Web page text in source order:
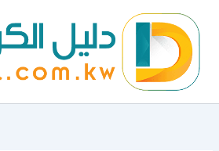
المحتوى